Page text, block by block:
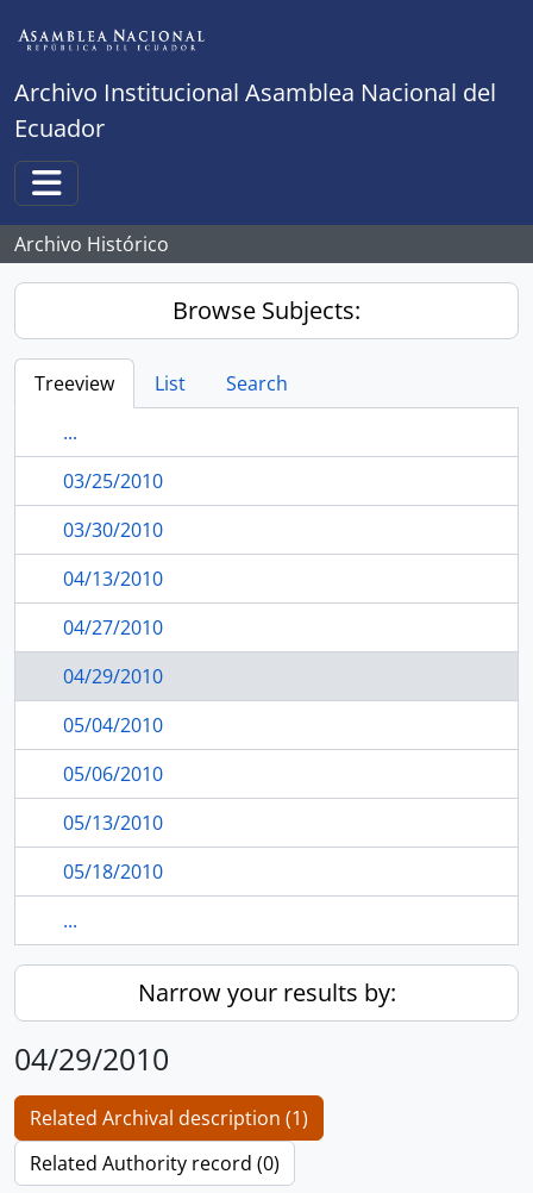
Archivo Institucional Asamblea Nacional del
Ecuador
Toggle navigation
Archivo Histórico
Browse Subjects:
Treeview List
Search
...
03/25/2010
03/30/2010
04/13/2010
04/27/2010
04/29/2010
05/04/2010
05/06/2010
05/13/2010
05/18/2010
...
Narrow your results by:
04/29/2010
Related Archival description (1)
Related Authority record (0)